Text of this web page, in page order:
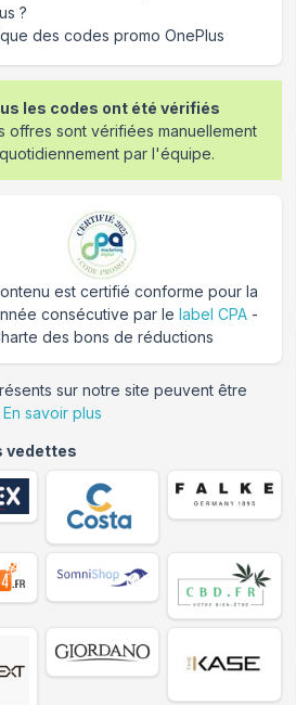
?
des codes promo OnePlus
les codes ont été vérifiés
offres sont vérifiées manuellement
par l'équipe.
est certifié conforme pour la
consécutive par le label CPA-
des bons de réductions
sur notre site peuvent être
En savoir plus
vedettes